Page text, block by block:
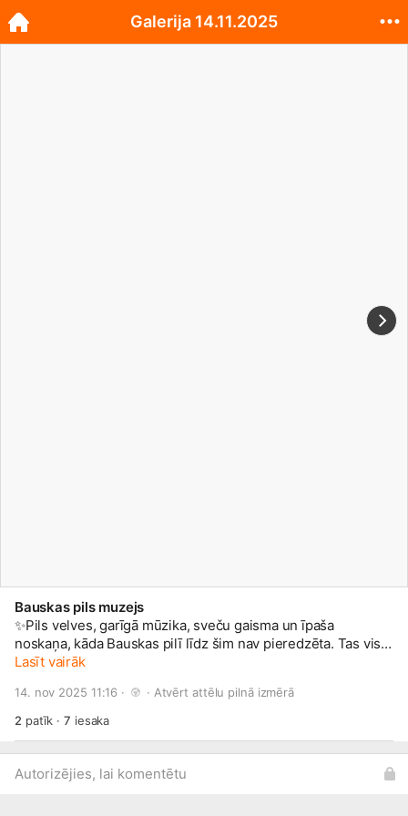
Bauskas pils muzejs
✨Pils velves, garīgā mūzika, sveču gaisma un īpaša
noskaņa, kāda Bauskas pilī līdz šim nav pieredzēta. Tas viss
– jau rīt! ✨Iegādājies vai rezervē biļetes, kamēr tās vēl ir –
Lasīt vairāk
14. nov 2025 11:16 · · Atvērt attēlu pilnā izmērā
2 patīk ·7 iesaka
Autorizējies, lai komentētu
Galerija 14.11.2025